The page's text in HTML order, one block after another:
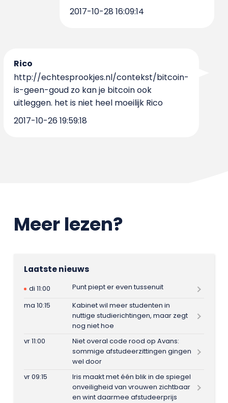
2017-10-28 16:09:14
Rico
http://echtesprookjes.nl/contekst/bitcoin-
is-geen-goud zo kan je bitcoin ook
uitleggen. het is niet heel moeilijk Rico
2017-10-26 19:59:18
Meer lezen?
Laatste nieuws
di 11:00
Punt piept er even tussenuit
ma 10:15
Kabinet wil meer studenten in
nuttige studierichtingen, maar zegt
nog niet hoe
vr 11:00
Niet overal code rood op Avans:
sommige afstudeerzittingen gingen
wel door
vr 09:15
Iris maakt met één blik in de spiegel
onveiligheid van vrouwen zichtbaar
en wint daarmee afstudeerprijs